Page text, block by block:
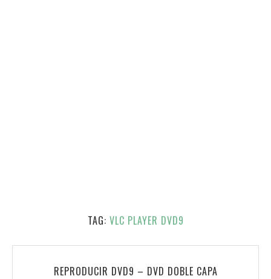
TAG: VLC PLAYER DVD9
REPRODUCIR DVD9 – DVD DOBLE CAPA